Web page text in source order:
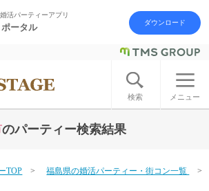
アカウント登録
ティー
活パーティーアプリ
ータル ダウンロード
検索 メニュー
のパーティー検索結果
TOP 福島県の婚活パーティー・街コン一覧